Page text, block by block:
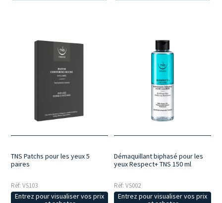
TNS Patchs pour les yeux 5
paires
Réf: VS103
Entrez pour visualiser vos prix
Démaquillant biphasé pour les
yeux Respect+ TNS 150 ml
Réf: VS002
Entrez pour visualiser vos prix